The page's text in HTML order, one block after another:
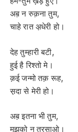
अब़ न रुक़ना तुम,
चाहे रात अ़धेरी हो।
देह तुम्हारी बटी,
हुई है रिश्तो मे।
क़ई जन्मो तक़ रूह,
स़दा से मेरी हो।
अब़ इतना भी तुम,
मुझ़को न तरसाओ।